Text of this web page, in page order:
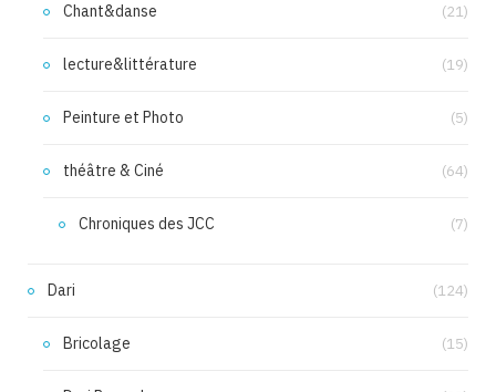
Chant&danse (21)
lecture&littérature (19)
Peinture et Photo (5)
théâtre & Ciné (64)
Chroniques des JCC (7)
Dari (124)
Bricolage (15)